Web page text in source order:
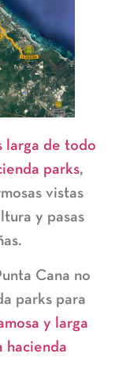
larga de todo
parks,
vistas
y pasas
Cana no
parks para
y larga
hacienda